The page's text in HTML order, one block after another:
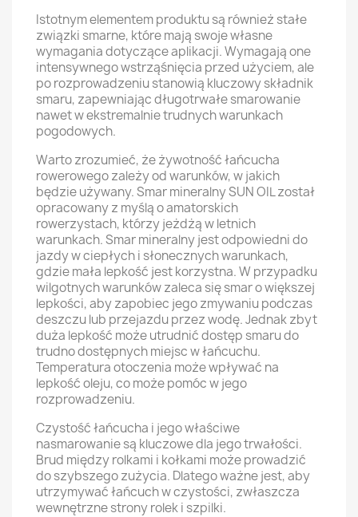
Istotnym elementem produktu są również stałe
związki smarne, które mają swoje własne
wymagania dotyczące aplikacji. Wymagają one
intensywnego wstrząśnięcia przed użyciem, ale
po rozprowadzeniu stanowią kluczowy składnik
smaru, zapewniając długotrwałe smarowanie
nawet w ekstremalnie trudnych warunkach
pogodowych.
Warto zrozumieć, że żywotność łańcucha
rowerowego zależy od warunków, w jakich
będzie używany. Smar mineralny SUN OIL został
opracowany z myślą o amatorskich
rowerzystach, którzy jeżdżą w letnich
warunkach. Smar mineralny jest odpowiedni do
jazdy w ciepłych i słonecznych warunkach,
gdzie mała lepkość jest korzystna. W przypadku
wilgotnych warunków zaleca się smar o większej
lepkości, aby zapobiec jego zmywaniu podczas
deszczu lub przejazdu przez wodę. Jednak zbyt
duża lepkość może utrudnić dostęp smaru do
trudno dostępnych miejsc w łańcuchu.
Temperatura otoczenia może wpływać na
lepkość oleju, co może pomóc w jego
rozprowadzeniu.
Czystość łańcucha i jego właściwe
nasmarowanie są kluczowe dla jego trwałości.
Brud między rolkami i kołkami może prowadzić
do szybszego zużycia. Dlatego ważne jest, aby
utrzymywać łańcuch w czystości, zwłaszcza
wewnętrzne strony rolek i szpilki.